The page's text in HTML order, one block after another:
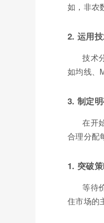
如，非农
2. 运用
技术
如均线、
3. 制定
在开
合理分配
1. 突破
等待
住市场的